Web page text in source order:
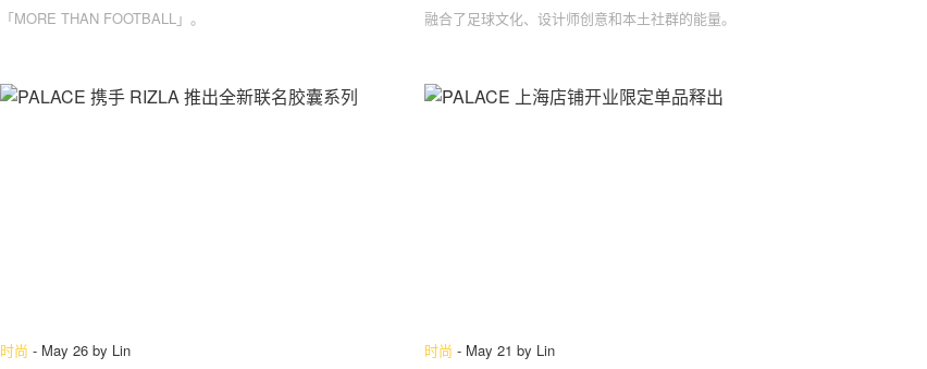
「MORE THAN FOOTBALL」。 融合了足球文化、设计师创意和本土社群的能量。
时尚 - May 26 by Lin 时尚 - May 21 by Lin